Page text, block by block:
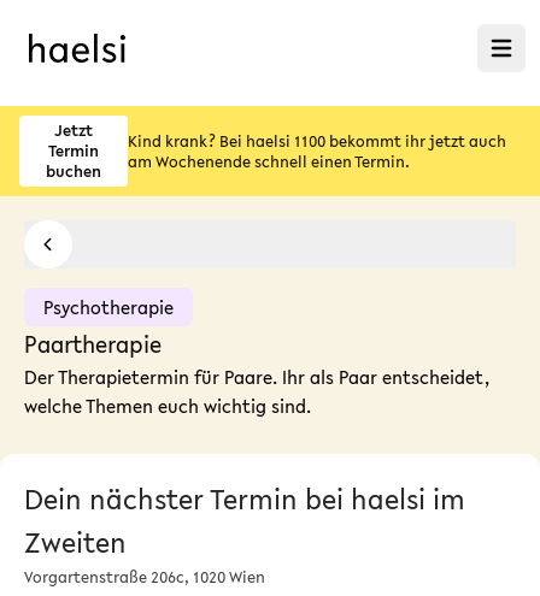
Menü
Jetzt
Termin
buchen
Kind krank? Bei haelsi 1100 bekommt ihr jetzt auch
am Wochenende schnell einen Termin.
Psychotherapie
Paartherapie
Der Therapietermin für Paare. Ihr als Paar entscheidet,
welche Themen euch wichtig sind.
Dein nächster Termin bei haelsi im
Zweiten
Vorgartenstraße 206c, 1020 Wien